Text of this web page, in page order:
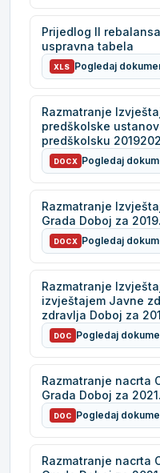
Prijedlog II
uspravna tabela
XLS Pogledaj
Razmatranje
predškolske
predškolsku
DOCX Pogledaj
Razmatranje
Grada Doboj za
DOCX Pogledaj
Razmatranje
izvještajem Javne
zdravlja Doboj za
DOC Pogledaj
Razmatranje nacrta
Grada Doboj za
DOC Pogledaj
Razmatranje nacrta